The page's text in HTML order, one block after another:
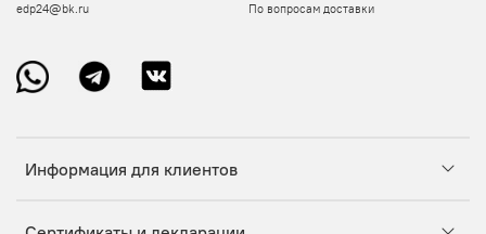
Информация для клиентов
edp24@bk.ru По вопросам доставки